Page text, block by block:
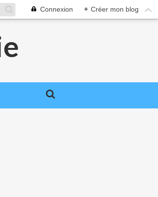
Connexion + Créer mon blog